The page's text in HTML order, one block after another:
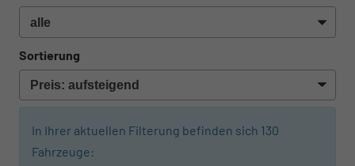
Sortierung
In Ihrer aktuellen Filterung befinden sich 130
Fahrzeuge: